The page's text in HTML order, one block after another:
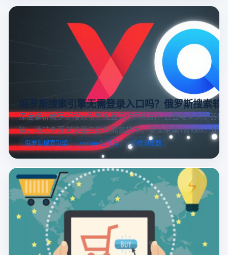
俄罗斯搜索引擎无需登录入口吗？俄罗斯搜索软
深度解析俄罗斯搜索引擎免登录访问机制！云登电商浏览器
拟，通过多开浏览器与指纹隔离技术，安全采集Yandex、
跨境电商本土化运营。
俄罗斯搜索引擎 yandex是什么 指纹浏览器